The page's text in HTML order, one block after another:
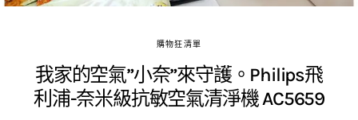
購物狂清單
我家的空氣”小奈”來守護。Philips飛
利浦-奈米級抗敏空氣清淨機 AC5659